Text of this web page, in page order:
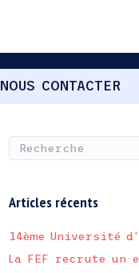
NOUS CONTACTER
Articles récents
14ème Université
La FEF recrute